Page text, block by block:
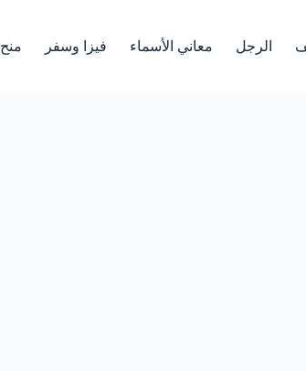
الرجل معاني الأسماء فيزا وسفر